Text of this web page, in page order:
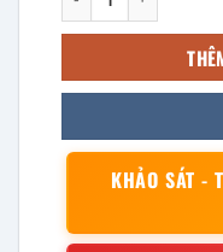
KHẢO SÁT -